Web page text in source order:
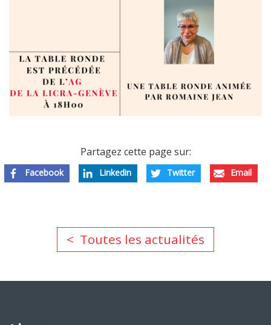
Partagez cette page sur:
Facebook Linkedin Twitter Email
Toutes les actualités